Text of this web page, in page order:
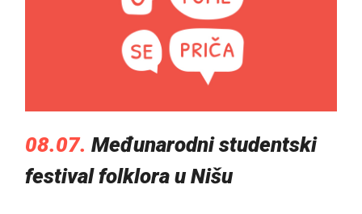
08.07. Međunarodni studentski
festival folklora u Nišu